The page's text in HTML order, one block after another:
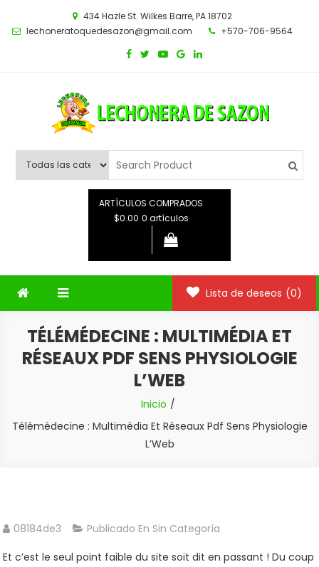
434 Hazle St. Wilkes Barre, PA 18702
lechoneratoquedesazon@gmail.com
+570-706-9564
ARTÍCULOS COMPRADOS
$0.00 0 artículos
Lista de deseos (0)
TÉLÉMÉDECINE : MULTIMÉDIA ET
RÉSEAUX PDF SENS PHYSIOLOGIE
L’WEB
Inicio
Télémédecine : Multimédia Et Réseaux Pdf Sens Physiologie
L’Web
08184de3
Publicado En Sin Categoría
Et c’est le seul point faible du site soit dit en passant ! Du coup